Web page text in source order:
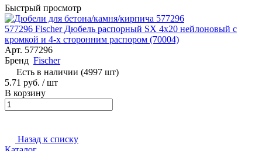
Быстрый просмотр
577296 Fischer Дюбель распорный SX 4х20 нейлоновый с
кромкой и 4-х сторонним распором (70004)
Арт. 577296
Бренд Fischer
Есть в наличии (4997 шт)
5.71 руб. / шт
В корзину
Назад к списку